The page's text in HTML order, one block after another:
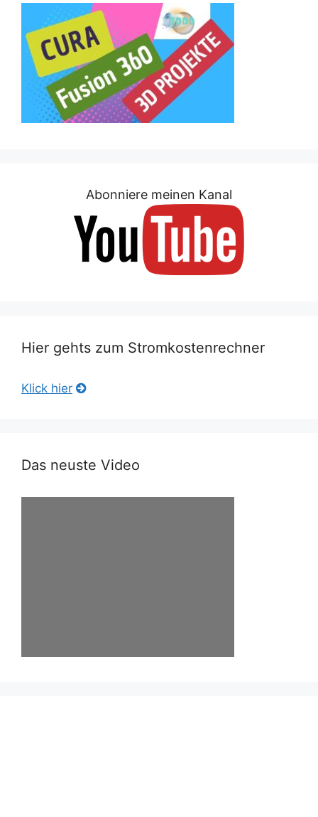
Abonniere meinen Kanal
Hier gehts zum Stromkostenrechner
Klick hier
Das neuste Video